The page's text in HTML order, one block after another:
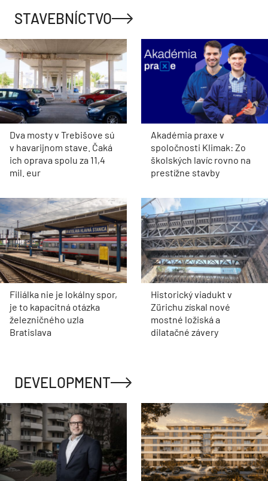
STAVEBNÍCTVO
Dva mosty v Trebišove sú
v havarijnom stave. Čaká
ich oprava spolu za 11,4
mil. eur
Akadémia praxe v
spoločnosti Klimak: Zo
školských lavíc rovno na
prestížne stavby
Filiálka nie je lokálny spor,
je to kapacitná otázka
železničného uzla
Bratislava
Historický viadukt v
Zürichu získal nové
mostné ložiská a
dilatačné závery
DEVELOPMENT